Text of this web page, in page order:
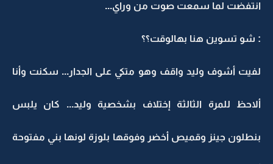
انتفضت لما سمعت صوت من وراي...
: شو تسوين هنا بهالوقت؟؟
لفيت أشوف وليد واقف وهو متكي على الجدار... سكنت وأنا
ألاحظ للمرة الثالثة إختلاف بشخصية وليد... كان يلبس
بنطلون جينز وقميص أخضر وفوقها بلوزة لونها بني مفتوحة